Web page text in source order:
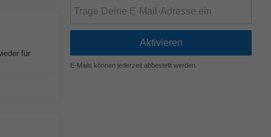
für
E-Mails können jederzeit abbestellt werden.